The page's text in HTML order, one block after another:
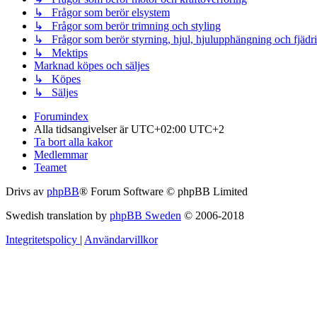
↳ Frågor som berör elsystem
↳ Frågor som berör trimning och styling
↳ Frågor som berör styrning, hjul, hjulupphängning och
↳ Mektips
Marknad köpes och säljes
↳ Köpes
↳ Säljes
Forumindex
Alla tidsangivelser är UTC+02:00 UTC+2
Ta bort alla kakor
Medlemmar
Teamet
Drivs av phpBB® Forum Software © phpBB Limited
Swedish translation by phpBB Sweden © 2006-2018
Integritetspolicy | Användarvillkor